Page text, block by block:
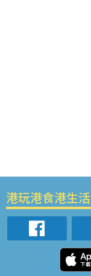
港玩港食港生活